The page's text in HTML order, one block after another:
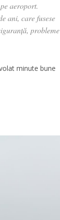
aeroport.
ani, care fusese
probleme
minute bune